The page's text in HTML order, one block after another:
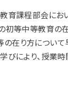
課程部会にお
等中等教育の
在り方につい
びにより、授